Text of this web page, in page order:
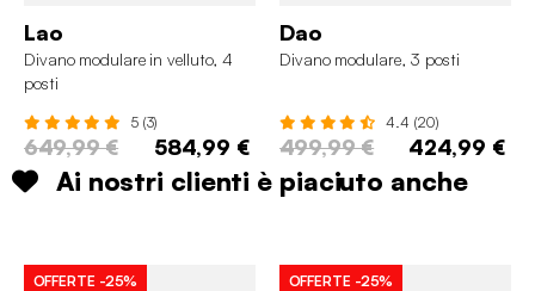
Lao
Divano modulare in velluto, 4
posti
5 (3)
649,99 € 584,99 €
Dao
Divano modulare, 3 posti
4.4 (20)
499,99 € 424,99 €
Ai nostri clienti è piaciuto anche
OFFERTE -25% OFFERTE -25%